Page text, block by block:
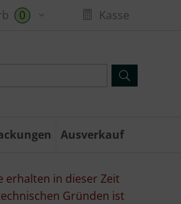
0 Kasse
Ausverkauf
erhalten in dieser Zeit
Gründen ist